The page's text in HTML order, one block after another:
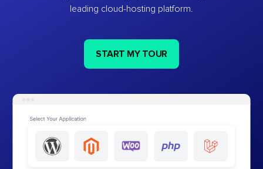
leading cloud-hosting platform.
START MY TOUR